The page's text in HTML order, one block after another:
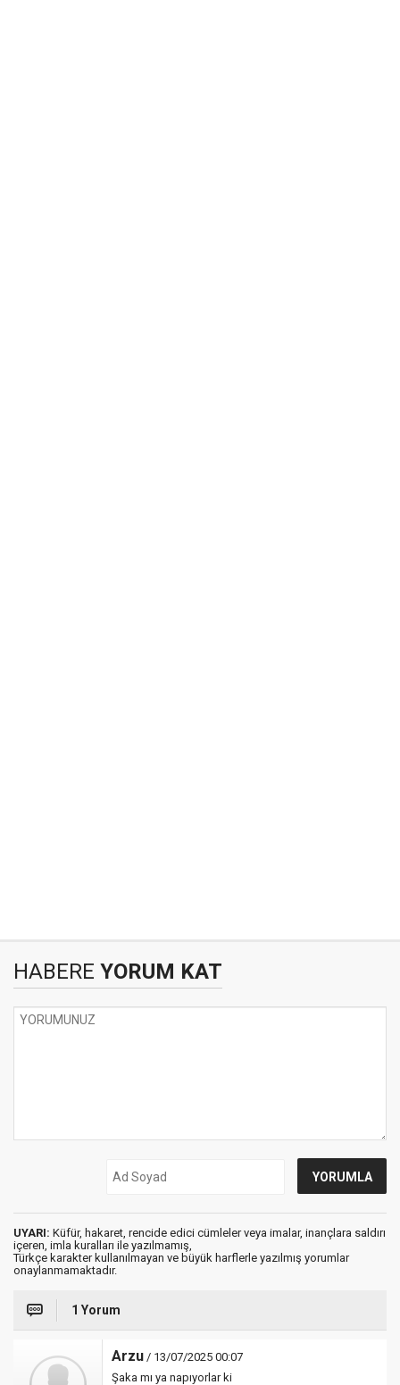
HABERE YORUM KAT
UYARI: Küfür, hakaret, rencide edici cümleler veya imalar, inançlara saldırı
içeren, imla kuralları ile yazılmamış,
Türkçe karakter kullanılmayan ve büyük harflerle yazılmış yorumlar
onaylanmamaktadır.
1 Yorum
Arzu / 13/07/2025 00:07
Şaka mı ya napıyorlar ki